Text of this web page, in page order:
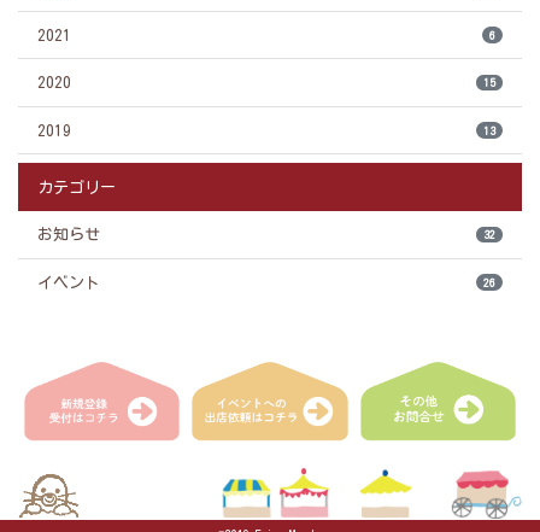
2021 6
2020 15
2019 13
カテゴリー
お知らせ 32
イベント 26